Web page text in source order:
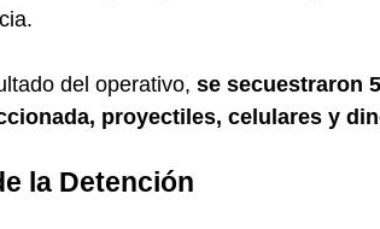
del operativo, se secuestraron
proyectiles, celulares y
la Detención